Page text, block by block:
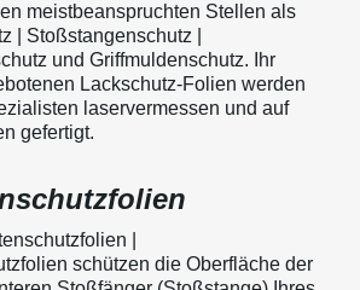
meistbeanspruchten Stellen als
| Stoßstangenschutz |
und Griffmuldenschutz. Ihr
Lackschutz-Folien werden
laservermessen und auf
gefertigt.
|
schützen die Oberfläche der